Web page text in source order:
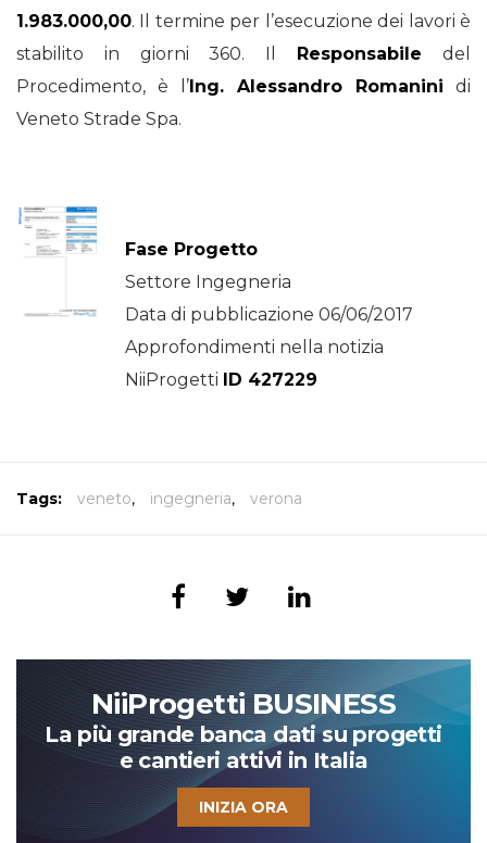
1.983.000,00. Il termine per l’esecuzione dei lavori è
stabilito in giorni 360. Il Responsabile del
Procedimento, è l’Ing. Alessandro Romanini di
Veneto Strade Spa.
Fase Progetto
Settore Ingegneria
Data di pubblicazione 06/06/2017
Approfondimenti nella notizia
NiiProgetti ID 427229
Tags: veneto, ingegneria, verona
NiiProgetti BUSINESS
La più grande banca dati su progetti
e cantieri attivi in Italia
INIZIA ORA